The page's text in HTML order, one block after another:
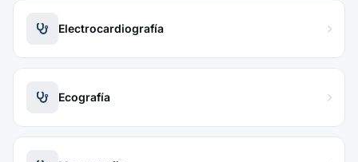
Electrocardiografía
Ecografía